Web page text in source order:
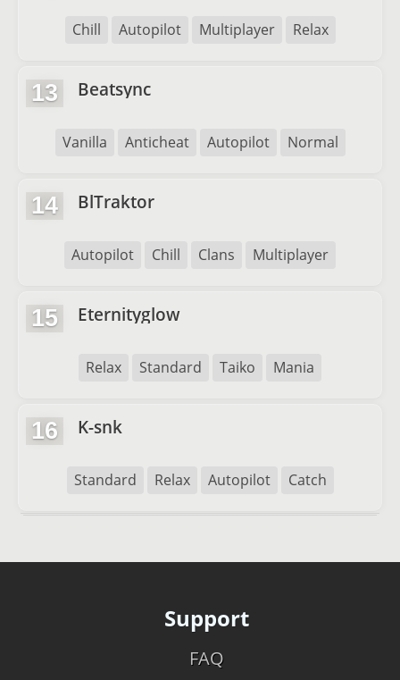
Chill Autopilot Multiplayer Relax
13 Beatsync
Vanilla Anticheat Autopilot Normal
14 BlTraktor
Autopilot Chill Clans Multiplayer
15 Eternityglow
Relax Standard Taiko Mania
16 K-snk
Standard Relax Autopilot Catch
Support
FAQ